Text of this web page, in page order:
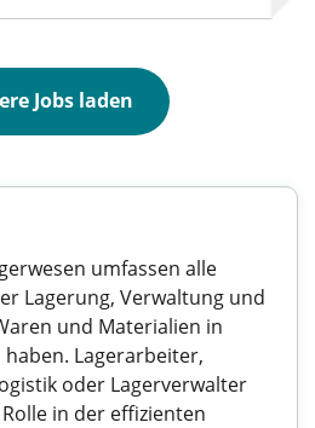
Jobs laden
umfassen alle
Lagerung, Verwaltung und
und Materialien in
Lagerarbeiter,
oder Lagerverwalter
in der effizienten